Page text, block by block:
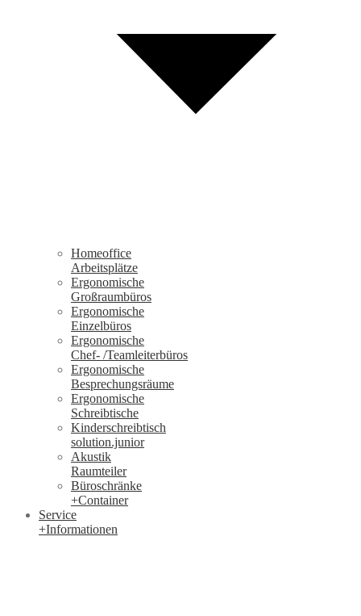
Homeoffice
Arbeitsplätze
Ergonomische
Großraumbüros
Ergonomische
Einzelbüros
Ergonomische
Chef- /Teamleiterbüros
Ergonomische
Besprechungsräume
Ergonomische
Schreibtische
Kinderschreibtisch
solution.junior
Akustik
Raumteiler
Büroschränke
+Container
Service
+Informationen